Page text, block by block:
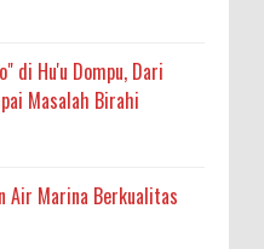
di Hu'u Dompu, Dari
Masalah Birahi
Air Marina Berkualitas